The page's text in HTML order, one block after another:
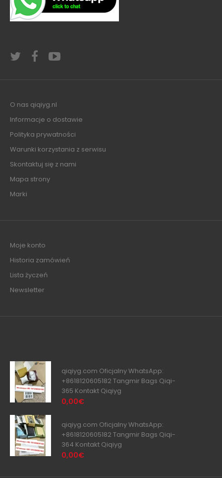
O nas qiqiyg.nl
Informacje o dostawie
Polityka prywatności
Warunki korzystania z serwisu
Skontaktuj się z nami
Mapa strony
Marki
Moje konto
Historia zamówień
Lista życzeń
Newsletter
qiqiyg.com Oficjalny WhatsApp:
+8618120605182 Tangmir Bags Qiqi-
365 Kontakt Qiqiyg
0,00€
qiqiyg.com Oficjalny WhatsApp:
+8618120605182 Tangmir Bags Qiqi-
364 Kontakt Qiqiyg
0,00€